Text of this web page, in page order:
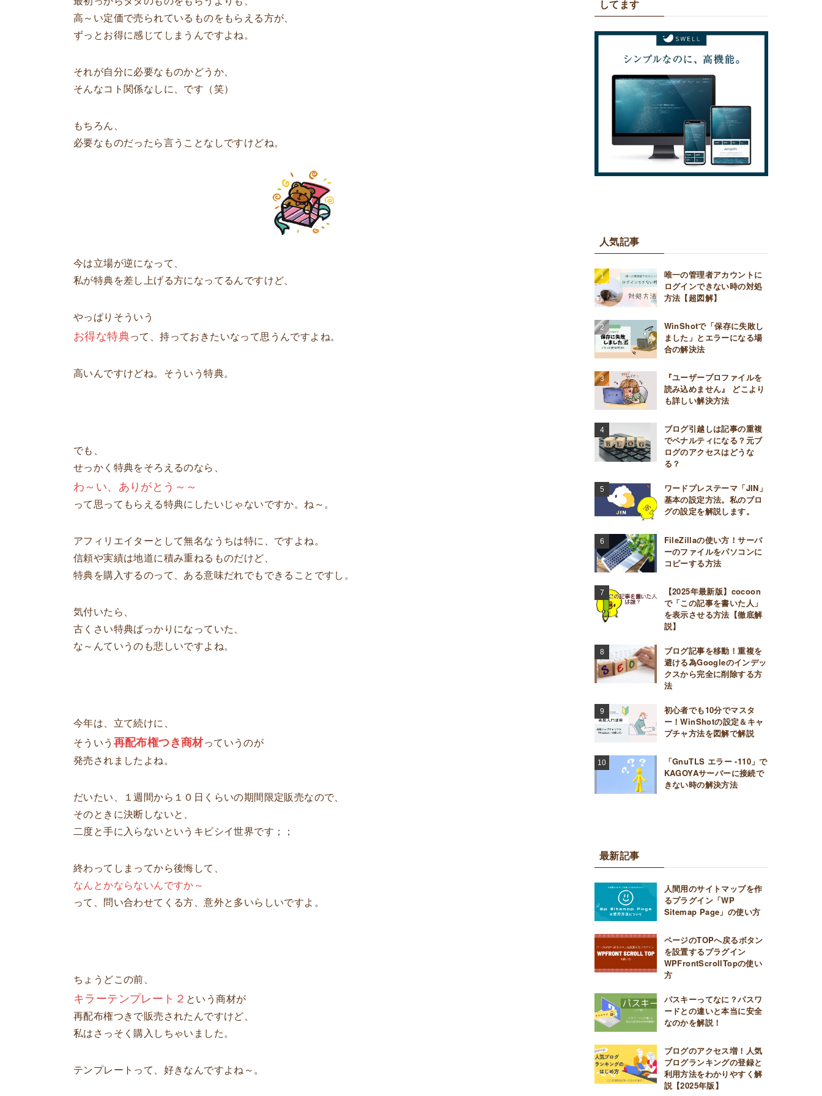
高～い定価で売られているものをもらえる方が、
ずっとお得に感じてしまうんですよね。
それが自分に必要なものかどうか、
そんなコト関係なしに、です（笑）
もちろん、
必要なものだったら言うことなしですけどね。
今は立場が逆になって、
私が特典を差し上げる方になってるんですけど、
やっぱりそういう
お得な特典って、持っておきたいなって思うんですよね。
高いんですけどね。そういう特典。
でも、
せっかく特典をそろえるのなら、
わ～い、ありがとう～～
って思ってもらえる特典にしたいじゃないですか。ね～。
アフィリエイターとして無名なうちは特に、ですよね。
信頼や実績は地道に積み重ねるものだけど、
特典を購入するのって、ある意味だれでもできることですし。
気付いたら、
古くさい特典ばっかりになっていた、
な～んていうのも悲しいですよね。
今年は、立て続けに、
そういう 再配布権つき商材っていうのが
発売されましたよね。
だいたい、１週間から１０日くらいの期間限定販売なので、
そのときに決断しないと、
二度と手に入らないというキビシイ世界です；；
終わってしまってから後悔して、
なんとかならないんですか～
って、問い合わせてくる方、意外と多いらしいですよ。
ちょうどこの前、
キラーテンプレート２ という商材が
再配布権つきで販売されたんですけど、
私はさっそく購入しちゃいました。
テンプレートって、好きなんですよね～。
してます
人気記事
唯一の管理者アカウントに
ログインできない時の対処
方法【超図解】
WinShotで「保存に失敗し
ました」とエラーになる場
合の解決法
『ユーザープロファイルを
読み込めません』 どこより
も詳しい解決方法
ブログ引越しは記事の重複
でペナルティになる？元ブ
ログのアクセスはどうな
る？
ワードプレステーマ「JIN」
基本の設定方法。私のブロ
グの設定を解説します。
FileZillaの使い方！サーバ
ーのファイルをパソコンに
コピーする方法
【2025年最新版】cocoon
で「この記事を書いた人」
を表示させる方法【徹底解
説】
ブログ記事を移動！重複を
避ける為Googleのインデッ
クスから完全に削除する方
法
初心者でも10分でマスタ
ー！WinShotの設定＆キャ
プチャ方法を図解で解説
「GnuTLS エラー -110」で
KAGOYAサーバーに接続で
きない時の解決方法
最新記事
人間用のサイトマップを作
るプラグイン「WP
Sitemap Page」の使い方
ページのTOPへ戻るボタン
を設置するプラグイン
WPFrontScrollTopの使い
方
パスキーってなに？パスワ
ードとの違いと本当に安全
なのかを解説！
ブログのアクセス増！人気
ブログランキングの登録と
利用方法をわかりやすく解
説【2025年版】